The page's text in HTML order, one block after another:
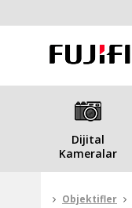
Dijital
Kameralar
Objektifler